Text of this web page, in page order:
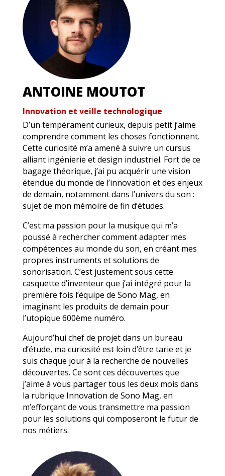
ANTOINE MOUTOT
Innovation et veille technologique
D’un tempérament curieux, depuis petit j’aime
comprendre comment les choses fonctionnent.
Cette curiosité m’a amené à suivre un cursus
alliant ingénierie et design industriel. Fort de ce
bagage théorique, j’ai pu acquérir une vision
étendue du monde de l’innovation et des enjeux
de demain, notamment dans l’univers du son :
sujet de mon mémoire de fin d’études.
C’est ma passion pour la musique qui m’a
poussé à rechercher comment adapter mes
compétences au monde du son, en créant mes
propres instruments et solutions de
sonorisation. C’est justement sous cette
casquette d’inventeur que j’ai intégré pour la
première fois l’équipe de Sono Mag, en
imaginant les produits de demain pour
l’utopique 600ème numéro.
Aujourd’hui chef de projet dans un bureau
d’étude, ma curiosité est loin d’être tarie et je
suis chaque jour à la recherche de nouvelles
découvertes. Ce sont ces découvertes que
j’aime à vous partager tous les deux mois dans
la rubrique Innovation de Sono Mag, en
m’efforçant de vous transmettre ma passion
pour les solutions qui composeront le futur de
nos métiers.